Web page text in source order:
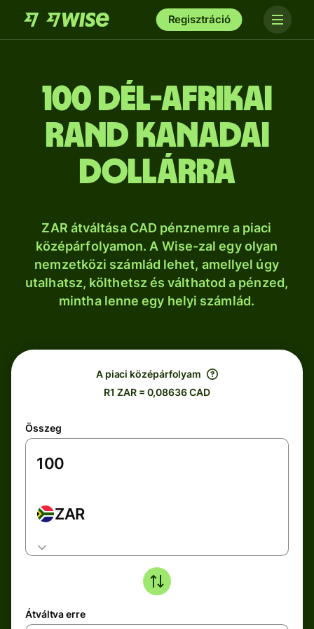
Regisztráció
100 dél-afrikai
rand kanadai
dollárra
ZAR átváltása CAD pénznemre a piaci
középárfolyamon. A Wise-zal egy olyan
nemzetközi számlád lehet, amellyel úgy
utalhatsz, költhetsz és válthatod a pénzed,
mintha lenne egy helyi számlád.
A piaci középárfolyam
R1 ZAR = 0,08636 CAD
Összeg
ZAR
Átváltva erre